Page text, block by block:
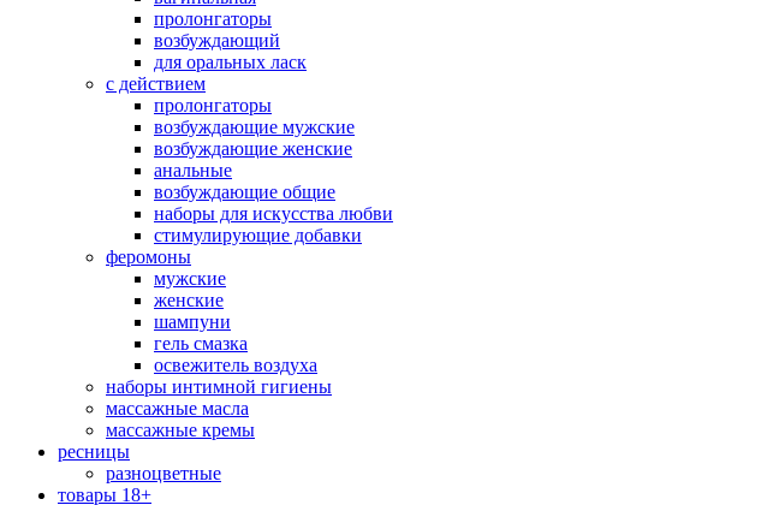
пролонгаторы
возбуждающий
для оральных ласк
с действием
пролонгаторы
возбуждающие мужские
возбуждающие женские
анальные
возбуждающие общие
наборы для искусства любви
стимулирующие добавки
феромоны
мужские
женские
шампуни
гель смазка
освежитель воздуха
наборы интимной гигиены
массажные масла
массажные кремы
ресницы
разноцветные
товары 18+